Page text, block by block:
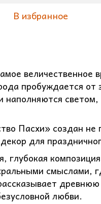
В избранное
величественное
пробуждается от
светом,
Пасхи» создан не
для
глубокая
смыслами,
любви.